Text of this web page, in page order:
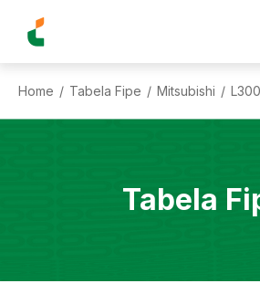
Home / Tabela Fipe / Mitsubishi / L300
Tabela